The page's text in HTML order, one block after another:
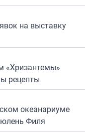
на выставку
«Хризантемы»
рецепты
океанариуме
Филя